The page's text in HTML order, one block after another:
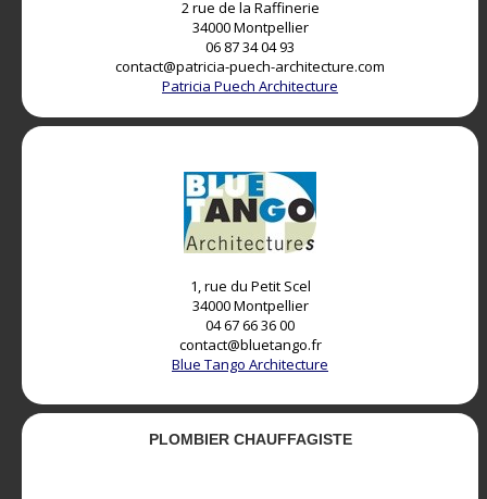
2 rue de la Raffinerie
34000 Montpellier
06 87 34 04 93
contact@patricia-puech-architecture.com
Patricia Puech Architecture
1, rue du Petit Scel
34000 Montpellier
04 67 66 36 00
contact@bluetango.fr
Blue Tango Architecture​
PLOMBIER CHAUFFAGISTE